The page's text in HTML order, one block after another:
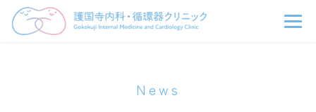
News